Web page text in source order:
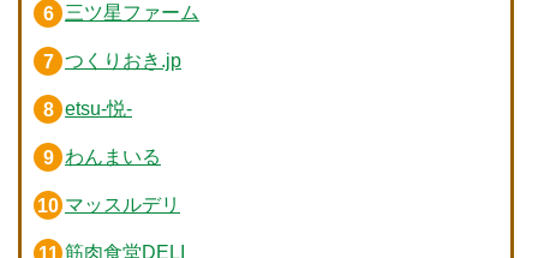
三ツ星ファーム
つくりおき.jp
etsu-悦-
わんまいる
マッスルデリ
筋肉食堂DELI